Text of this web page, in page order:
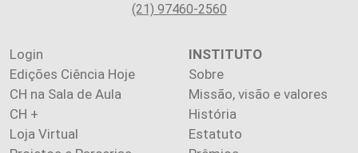
(21) 97460-2560
Login
Edições Ciência Hoje
CH na Sala de Aula
CH +
Loja Virtual
INSTITUTO
Sobre
Missão, visão e valores
História
Estatuto